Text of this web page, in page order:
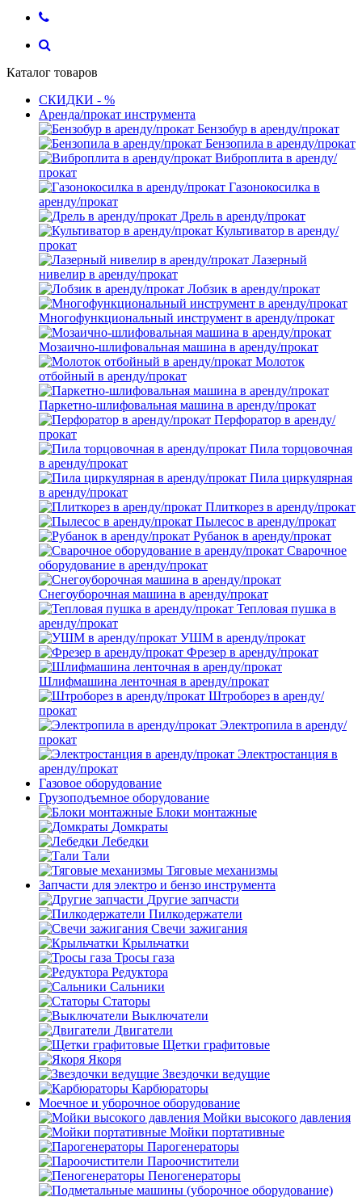
Каталог товаров
СКИДКИ - %
Аренда/прокат инструмента
Бензобур в аренду/прокат
Бензопила в аренду/прокат
Виброплита в аренду/
прокат
Газонокосилка в
аренду/прокат
Дрель в аренду/прокат
Культиватор в аренду/
прокат
Лазерный
нивелир в аренду/прокат
Лобзик в аренду/прокат
Многофункциональный инструмент в аренду/прокат
Мозаично-шлифовальная машина в аренду/прокат
Молоток
отбойный в аренду/прокат
Паркетно-шлифовальная машина в аренду/прокат
Перфоратор в аренду/
прокат
Пила торцовочная
в аренду/прокат
Пила циркулярная
в аренду/прокат
Плиткорез в аренду/прокат
Пылесос в аренду/прокат
Рубанок в аренду/прокат
Сварочное
оборудование в аренду/прокат
Снегоуборочная машина в аренду/прокат
Тепловая пушка в
аренду/прокат
УШМ в аренду/прокат
Фрезер в аренду/прокат
Шлифмашина ленточная в аренду/прокат
Штроборез в аренду/
прокат
Электропила в аренду/
прокат
Электростанция в
аренду/прокат
Газовое оборудование
Грузоподъемное оборудование
Блоки монтажные
Домкраты
Лебедки
Тали
Тяговые механизмы
Запчасти для электро и бензо инструмента
Другие запчасти
Пилкодержатели
Свечи зажигания
Крыльчатки
Тросы газа
Редуктора
Сальники
Статоры
Выключатели
Двигатели
Щетки графитовые
Якоря
Звездочки ведущие
Карбюраторы
Моечное и уборочное оборудование
Мойки высокого давления
Мойки портативные
Парогенераторы
Пароочистители
Пеногенераторы